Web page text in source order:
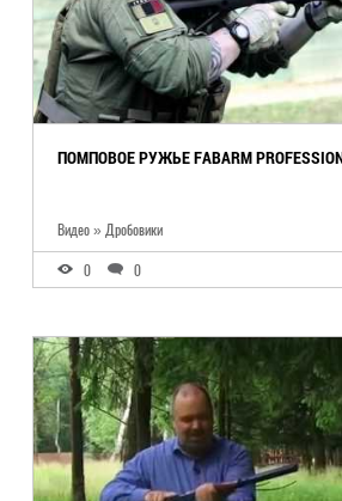
ПОМПОВОЕ РУЖЬЕ FABARM
Видео » Дробовики
0 0